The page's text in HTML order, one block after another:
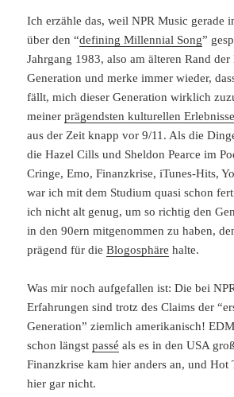
Ich erzähle das, weil NPR Music gerade
über den “defining Millennial Song”
Jahrgang 1983, also am älteren Rand
Generation und merke immer wieder,
fällt, mich dieser Generation wirklich
meinerprägendsten kulturellen Erlebnisse
aus der Zeit knapp vor 9/11. Als die
die Hazel Cills und Sheldon Pearce im
Cringe, Emo, Finanzkrise, iTunes-Hits,
war ich mit dem Studium quasi schon
ich nicht alt genug, um so richtig den
in den 90ern mitgenommen zu haben,
prägend für dieBlogosphäre halte.
Was mir noch aufgefallen ist: Die bei
Erfahrungen sind trotz des Claims der
Generation” ziemlich amerikanisch!
schon längstpassé als es in den USA
Finanzkrise kam hier anders an, und Hot
hier gar nicht.